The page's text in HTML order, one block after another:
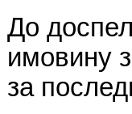
До
имовину
за